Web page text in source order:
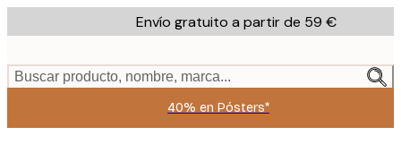
to
content.
Envío gratuito a partir de 59 €
Buscar producto, nombre, marca...
40% en Pósters*